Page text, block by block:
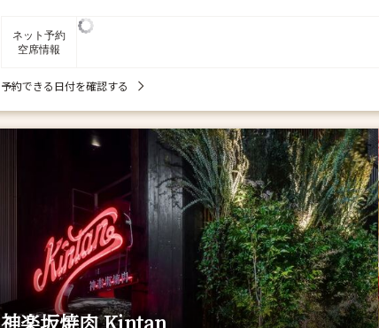
ネット予約
空席情報
予約できる日付を確認する
神楽坂焼肉 Kintan